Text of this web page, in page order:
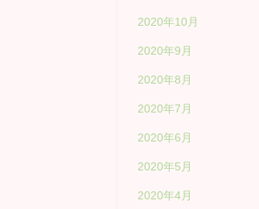
2020年10月
2020年9月
2020年8月
2020年7月
2020年6月
2020年5月
2020年4月